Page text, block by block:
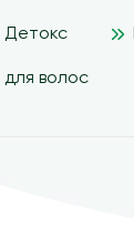
Детокс
для волос